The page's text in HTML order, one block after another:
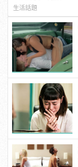
生活話題